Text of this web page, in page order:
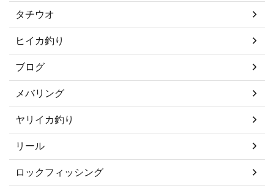
タチウオ
ヒイカ釣り
ブログ
メバリング
ヤリイカ釣り
リール
ロックフィッシング